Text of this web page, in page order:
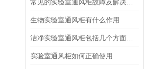
生物实验室通风柜有什么作用
实验室通风柜如何正确使用